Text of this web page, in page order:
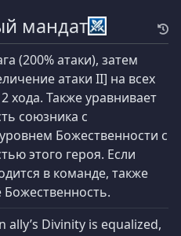
мандат
(200% атаки), затем
атаки II] на всех
хода. Также уравнивает
союзника с
Божественности с
этого героя. Если
в команде, также
Божественность.
ally’s Divinity is equalized,